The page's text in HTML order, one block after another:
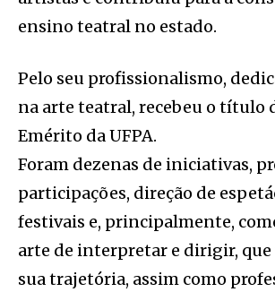
ensino teatral no estado.
Pelo seu profissionalismo,
na arte teatral, recebeu o título
Emérito da UFPA.
Foram dezenas de iniciativas,
participações, direção de
festivais e, principalmente,
arte de interpretar e dirigir, que
sua trajetória, assim como